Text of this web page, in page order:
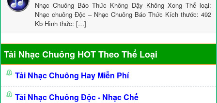
Nhạc Chuông Báo Thức Không Dậy Không Xong Thể loại:
Nhạc chuông Độc – Nhạc Chuông Báo Thức Kích thước: 492
Kb Hình thức: […]
Tải Nhạc Chuông HOT Theo Thể Loại
Tải Nhạc Chuông Hay Miễn Phí
Tải Nhạc Chuông Độc - Nhạc Chế